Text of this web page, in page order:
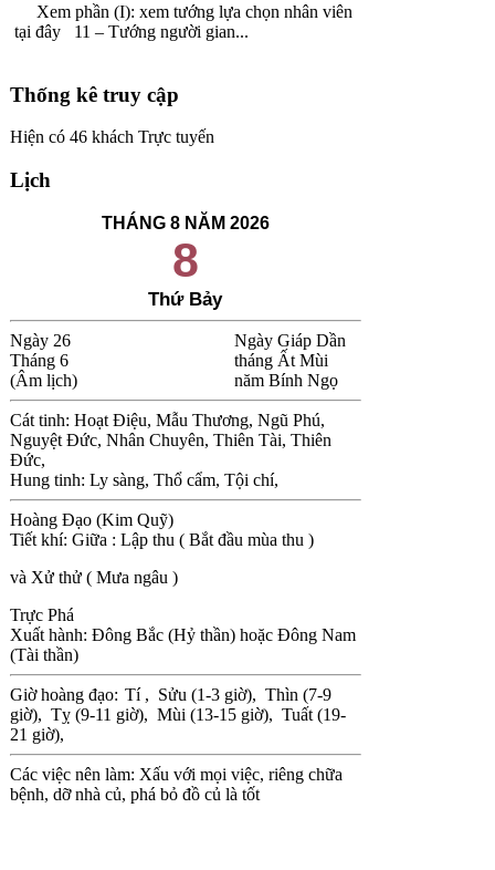
Xem phần (I): xem tướng lựa chọn nhân viên
tại đây 11 – Tướng người gian...
Thống kê truy cập
Hiện có 46 khách Trực tuyến
Lịch
THÁNG 8 NĂM 2026
8
Thứ Bảy
Ngày 26
Tháng 6
(Âm lịch)
Ngày Giáp Dần
tháng Ất Mùi
năm Bính Ngọ
Cát tinh: Hoạt Điệu, Mẫu Thương, Ngũ Phú,
Nguyệt Đức, Nhân Chuyên, Thiên Tài, Thiên
Đức,
Hung tinh: Ly sàng, Thổ cẩm, Tội chí,
Hoàng Đạo (Kim Quỹ)
Tiết khí: Giữa : Lập thu ( Bắt đầu mùa thu )
và Xử thử ( Mưa ngâu )
Trực Phá
Xuất hành: Đông Bắc (Hỷ thần) hoặc Đông Nam
(Tài thần)
Giờ hoàng đạo: Tí , Sửu (1-3 giờ), Thìn (7-9
giờ), Tỵ (9-11 giờ), Mùi (13-15 giờ), Tuất (19-
21 giờ),
Các việc nên làm: Xấu với mọi việc, riêng chữa
bệnh, dỡ nhà củ, phá bỏ đồ củ là tốt